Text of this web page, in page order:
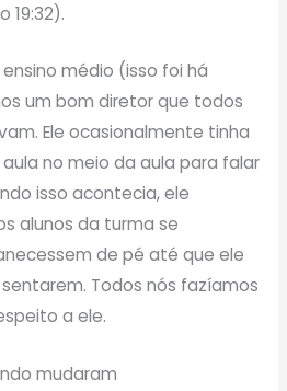
19:32).
médio (isso foi há
um bom diretor que todos
Ele ocasionalmente tinha
no meio da aula para falar
isso acontecia, ele
alunos da turma se
de pé até que ele
Todos nós fazíamos
a ele.
mudaram